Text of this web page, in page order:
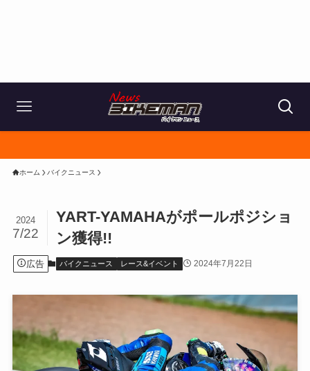
ホーム バイクニュース
YART-YAMAHAがポールポジショ
ン獲得!!
2024
7/22
広告 バイクニュース レース&イベント 2024年7月22日